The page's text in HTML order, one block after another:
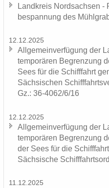
Land­kreis Nord­sach­sen
be­span­nung des
12.12.2025
All­ge­mein­ver­fü­gung der
tem­po­rä­ren Be­gren­zung
Sees für die Schiff­fahrt
Säch­si­schen
Gz.: 36-4062/6/16
12.12.2025
All­ge­mein­ver­fü­gung der
tem­po­rä­ren Be­gren­zung
der Sees für die
Säch­si­sche
11.12.2025